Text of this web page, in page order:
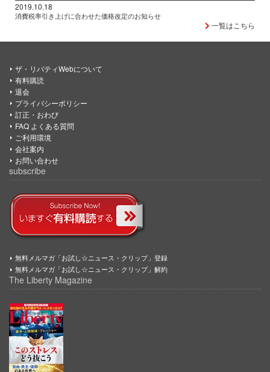
2019.10.18
消費税率引き上げに合わせた価格改定のお知らせ
一覧はこちら
ザ・リバティWebについて
有料購読
退会
プライバシーポリシー
訂正・おわび
FAQ よくある質問
ご利用環境
会社案内
お問い合わせ
subscribe
無料メルマガ「お試し☆ニュース・クリップ」登録
無料メルマガ「お試し☆ニュース・クリップ」解約
The Liberty Magazine